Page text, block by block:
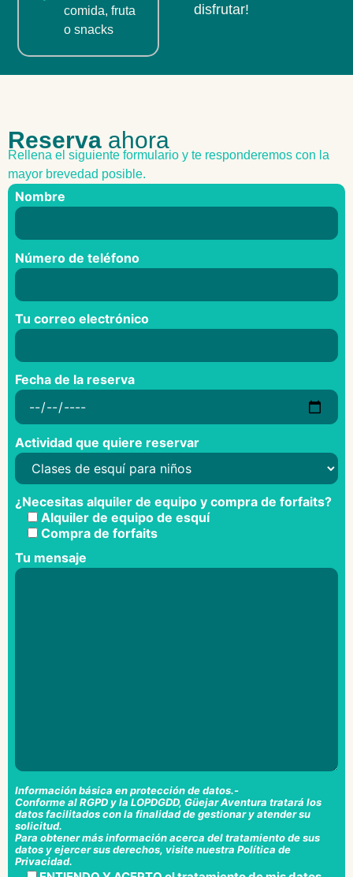
comida, fruta
o snacks
disfrutar!
Reserva ahora
Rellena el siguiente formulario y te responderemos con la
mayor brevedad posible.
Nombre
Número de teléfono
Tu correo electrónico
Fecha de la reserva
Actividad que quiere reservar
¿Necesitas alquiler de equipo y compra de forfaits?
Alquiler de equipo de esquí
Compra de forfaits
Tu mensaje
Información básica en protección de datos.-
Conforme al RGPD y la LOPDGDD, Güejar Aventura tratará los
datos facilitados con la finalidad de gestionar y atender su
solicitud.
Para obtener más información acerca del tratamiento de sus
datos y ejercer sus derechos, visite nuestra Política de
Privacidad.